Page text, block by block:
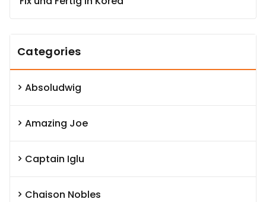
Categories
Absoludwig
Amazing Joe
Captain Iglu
Chaison Nobles